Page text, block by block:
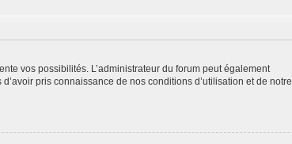
vos possibilités. L’administrateur du forum peut également
pris connaissance de nos conditions d’utilisation et de notre